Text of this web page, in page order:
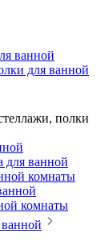
ванной
для ванной
полки
для ванной
комнаты
комнаты